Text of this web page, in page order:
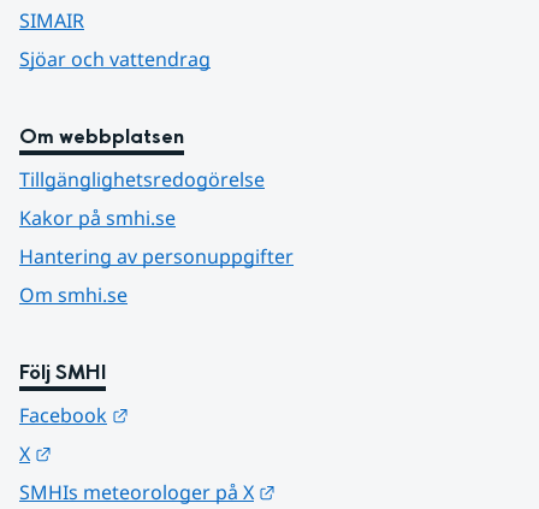
SIMAIR
Sjöar och vattendrag
Om webbplatsen
Tillgänglighetsredogörelse
Kakor på smhi.se
Hantering av personuppgifter
Om smhi.se
Följ SMHI
Facebook
X
SMHIs meteorologer på X